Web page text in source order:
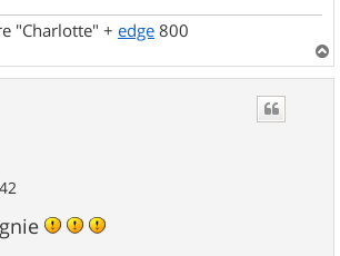
"Charlotte" + edge 800
a